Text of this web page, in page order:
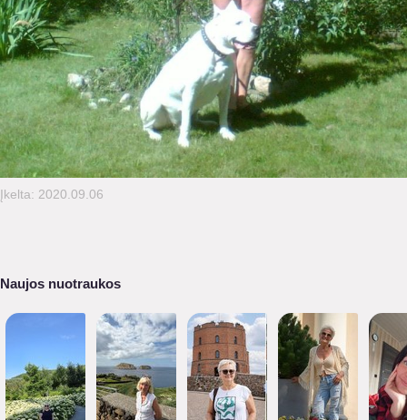
Įkelta: 2020.09.06
Naujos nuotraukos